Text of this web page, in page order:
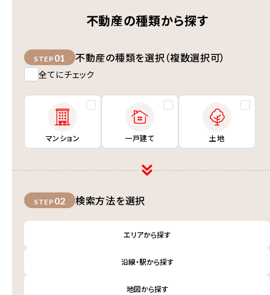
不動産の種類から探す
STEP 01 不動産の種類を選択（複数選択可）
全てにチェック
マンション 一戸建て 土地
STEP 02 検索方法を選択
エリアから探す
沿線・駅から探す
地図から探す